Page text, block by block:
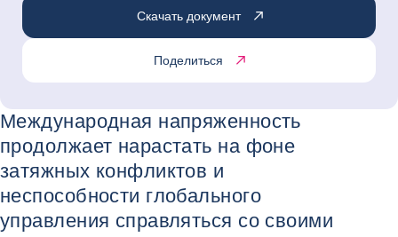
Скачать документ
Поделиться
Международная напряженность
продолжает нарастать на фоне
затяжных конфликтов и
неспособности глобального
управления справляться со своими